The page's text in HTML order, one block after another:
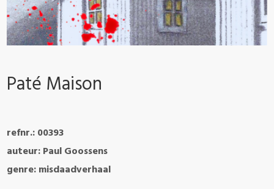
Paté Maison
refnr.: 00393
auteur: Paul Goossens
genre: misdaadverhaal